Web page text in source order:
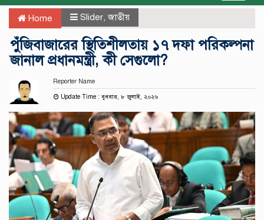
Home Slider,জাতীয়
পুঁজিবাজারের স্থিতিশীলতায় ১৭ দফা পরিকল্পনা
জানাল প্রধানমন্ত্রী, কী সেগুলো?
Reporter Name
Update Time : বুধবার, ৮ জুলাই, ২০২৬